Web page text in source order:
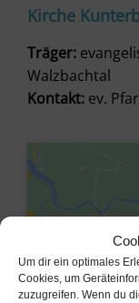
Um dir ein optimales
Cookies, um
zuzugreifen. Wenn du
Kirche
Träger:
Walzbachtal
Kontakt: ev.